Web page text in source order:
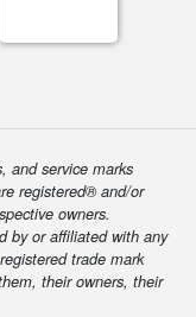
and service marks
registered® and/or
owners.
by or affiliated with any
trade mark
their owners, their